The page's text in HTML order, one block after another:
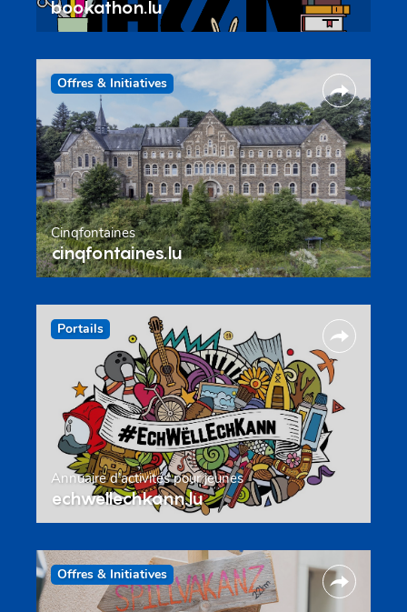
bookathon.lu
Offres & Initiatives
Cinqfontaines
cinqfontaines.lu
Portails
Annuaire d’activités pour jeunes
echwellechkann.lu
Offres & Initiatives